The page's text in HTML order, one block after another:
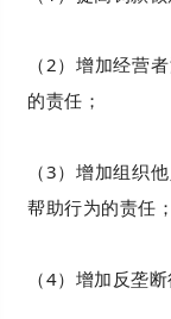
（2）增加经营
的责任；
（3）增加组织
帮助行为的责任；
（4）增加反垄